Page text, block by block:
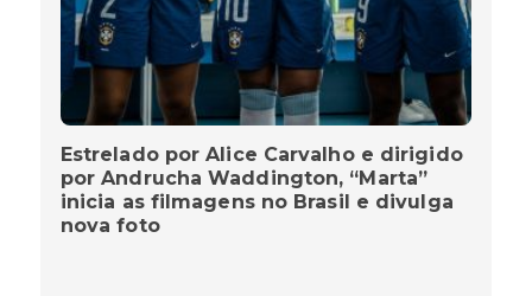
Estrelado por Alice Carvalho e dirigido
por Andrucha Waddington, “Marta”
inicia as filmagens no Brasil e divulga
nova foto